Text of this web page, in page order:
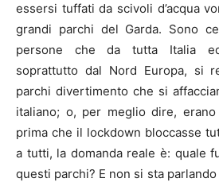
essersi tuffati da scivoli d’acqua
grandi parchi del Garda. Sono
persone che da tutta Italia ed
soprattutto dal Nord Europa, si
parchi divertimento che si
italiano; o, per meglio dire,
prima che il lockdown bloccasse
a tutti, la domanda reale è: quale
questi parchi? E non si sta